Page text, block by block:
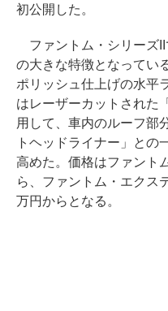
初公開した。
ファントム・シリーズII
の大きな特徴となってい
ポリッシュ仕上げの水平
はレーザーカットされた
用して、車内のルーフ部
トヘッドライナー」との
高めた。価格はファント
ら、ファントム・エクス
万円からとなる。